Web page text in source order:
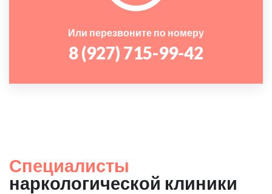
Или перезвоните по номеру
8 (927) 715-99-42
Специалисты
наркологической клиники